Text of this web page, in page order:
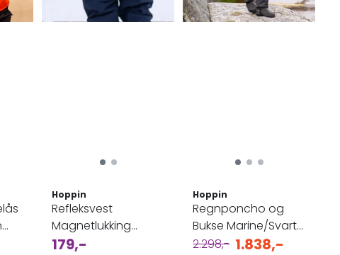
Hoppin
Refleksvest
Magnetlukking
m/trykk - Barn blå
179,-
Hoppin
Regnponcho og
Bukse Marine/Svart
Dame - Pakketilbud
2.298,- 1.838,-